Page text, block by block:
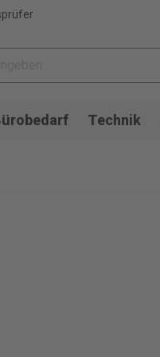
Technik